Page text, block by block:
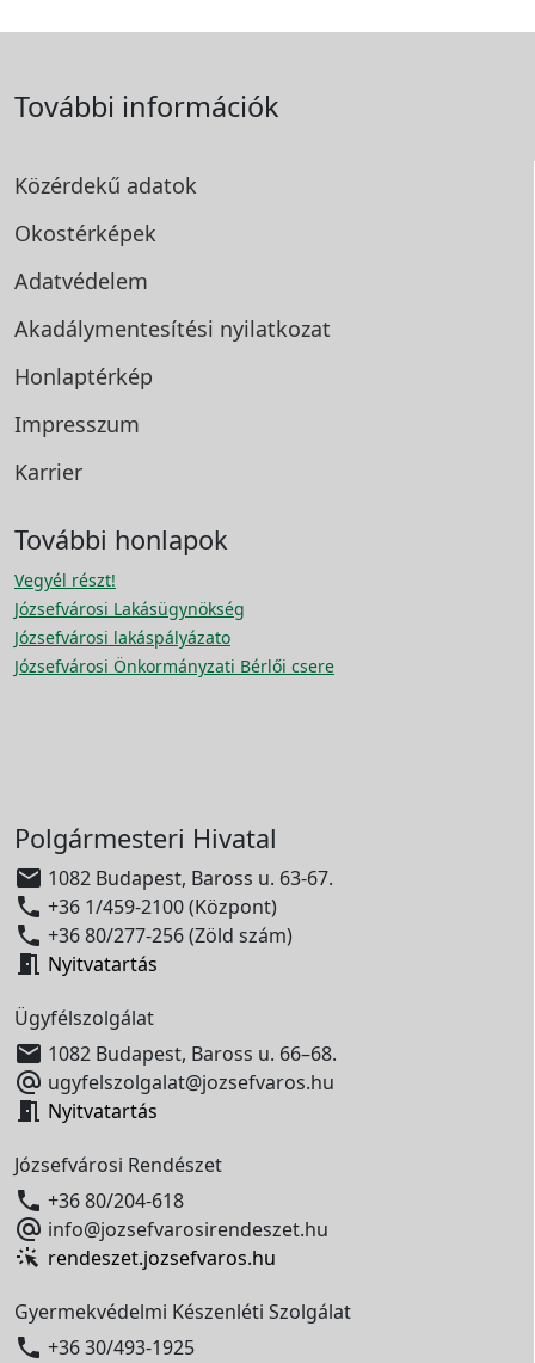
További információk
Közérdekű adatok
Okostérképek
Adatvédelem
Akadálymentesítési nyilatkozat
Honlaptérkép
Impresszum
Karrier
További honlapok
Vegyél részt!
Józsefvárosi Lakásügynökség
Józsefvárosi lakáspályázato
Józsefvárosi Önkormányzati Bérlői csere
Polgármesteri Hivatal
 1082 Budapest, Baross u. 63-67.
 +36 1/459-2100 (Központ)
 +36 80/277-256 (Zöld szám)
 Nyitvatartás
Ügyfélszolgálat
 1082 Budapest, Baross u. 66–68.
 ugyfelszolgalat@jozsefvaros.hu
 Nyitvatartás
Józsefvárosi Rendészet
 +36 80/204-618
 info@jozsefvarosirendeszet.hu
rendeszet.jozsefvaros.hu
Gyermekvédelmi Készenléti Szolgálat
 +36 30/493-1925